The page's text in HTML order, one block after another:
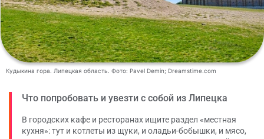
Кудыкина гора. Липецкая область. Фото: Pavel Demin; Dreamstime.com
Что попробовать и увезти с собой из Липецка
В городских кафе и ресторанах ищите раздел «местная
кухня»: тут и котлеты из щуки, и оладьи-бобышки, и мясо,